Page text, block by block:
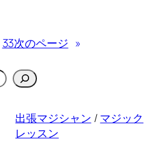
33次のページ »
出張マジシャン /マジック
レッスン